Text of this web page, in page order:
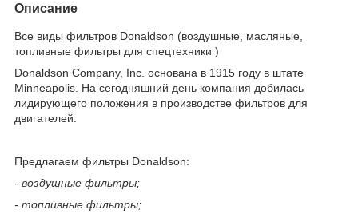
Описание
Все виды фильтров Donaldson (воздушные, масляные,
топливные фильтры для спецтехники )
Donaldson Company, Inc. основана в 1915 году в штате
Minneapolis. На сегодняшний день компания добилась
лидирующего положения в производстве фильтров для
двигателей.
Предлагаем фильтры Donaldson:
- воздушные фильтры;
- топливные фильтры;